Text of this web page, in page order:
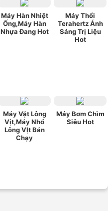
Máy Hàn Nhiệt
Ống,Máy Hàn
Nhựa Đang Hot
Máy Thổi
Terahertz Ánh
Sáng Trị Liệu
Hot
Máy Vặt Lông
Vịt,Máy Nhổ
Lông VỊt Bán
Chạy
Máy Bơm Chìm
Siêu Hot